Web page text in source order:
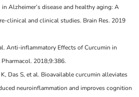
Alzheimer’s disease and healthy aging: A
clinical and clinical studies. Brain Res. 2019
al. Anti-inflammatory Effects of Curcumin in
2018;9:386.
Das S, et al. Bioavailable curcumin alleviates
neuroinflammation and improves cognition